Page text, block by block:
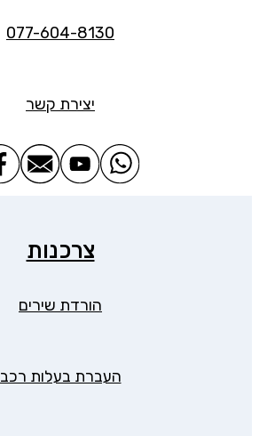
077-604-8130
יצירת קשר
צרכנות
הורדת שירים
העברת בעלות רכב